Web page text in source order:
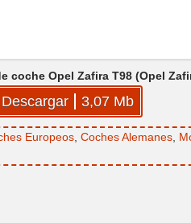
coche Opel Zafira T98 (Opel
Descargar 3,07 Mb
Europeos Coches Alemanes